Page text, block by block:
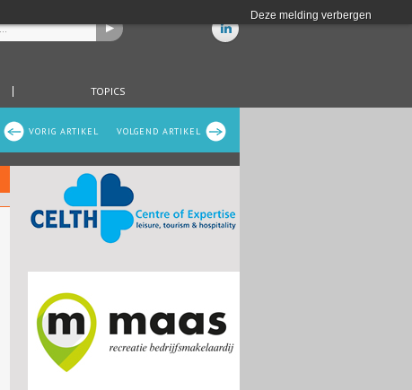
Deze melding verbergen
TOPICS
VOLGEND ARTIKEL
VORIG ARTIKEL